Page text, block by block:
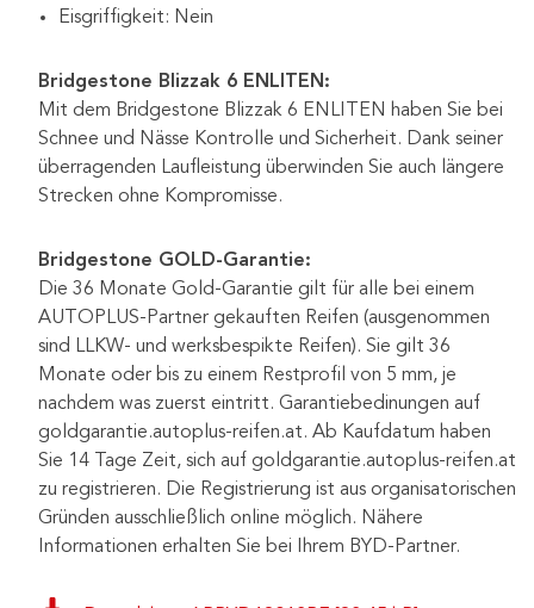
Eisgriffigkeit: Nein
Bridgestone Blizzak 6 ENLITEN:
Mit dem Bridgestone Blizzak 6 ENLITEN haben Sie bei
Schnee und Nässe Kontrolle und Sicherheit. Dank seiner
überragenden Laufleistung überwinden Sie auch längere
Strecken ohne Kompromisse.
Bridgestone GOLD-Garantie:
Die 36 Monate Gold-Garantie gilt für alle bei einem
AUTOPLUS-Partner gekauften Reifen (ausgenommen
sind LLKW- und werksbespikte Reifen). Sie gilt 36
Monate oder bis zu einem Restprofil von 5 mm, je
nachdem was zuerst eintritt. Garantiebedinungen auf
goldgarantie.autoplus-reifen.at. Ab Kaufdatum haben
Sie 14 Tage Zeit, sich auf goldgarantie.autoplus-reifen.at
zu registrieren. Die Registrierung ist aus organisatorischen
Gründen ausschließlich online möglich. Nähere
Informationen erhalten Sie bei Ihrem BYD-Partner.